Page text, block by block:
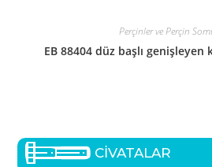
Perçinler ve Perçin
EB 88404 düz başlı
CİVATALAR